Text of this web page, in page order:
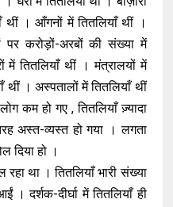
थीं । आँगनों में तितलियाँ थीं ।
पर करोड़ों-अरबों की संख्या में
में तितलियाँ थीं । मंत्रालयों में
थीं । अस्पतालों में तितलियाँ थीं
कम हो गए , तितलियाँ ज़्यादा
अस्त-व्यस्त हो गया । लगता
दिया हो ।
था । तितलियाँ भारी संख्या
दर्शक-दीर्घा में तितलियाँ ही